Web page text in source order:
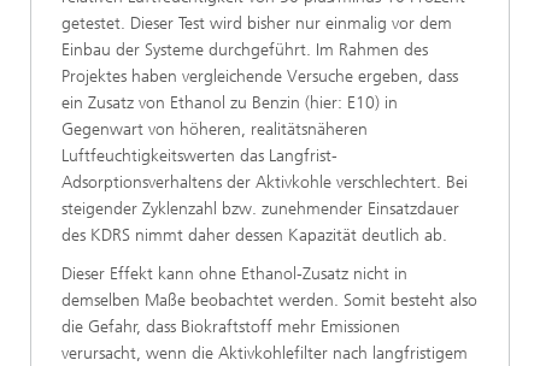
getestet. Dieser Test wird bisher nur einmalig vor dem
Einbau der Systeme durchgeführt. Im Rahmen des
Projektes haben vergleichende Versuche ergeben, dass
ein Zusatz von Ethanol zu Benzin (hier: E10) in
Gegenwart von höheren, realitätsnäheren
Luftfeuchtigkeitswerten das Langfrist-
Adsorptionsverhaltens der Aktivkohle verschlechtert. Bei
steigender Zyklenzahl bzw. zunehmender Einsatzdauer
des KDRS nimmt daher dessen Kapazität deutlich ab.
Dieser Effekt kann ohne Ethanol-Zusatz nicht in
demselben Maße beobachtet werden. Somit besteht also
die Gefahr, dass Biokraftstoff mehr Emissionen
verursacht, wenn die Aktivkohlefilter nach langfristigem